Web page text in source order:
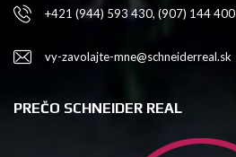
+421 (944) 593 430, (907) 144 400
vy-zavolajte-mne@schneiderreal.sk
PREČO SCHNEIDER REAL